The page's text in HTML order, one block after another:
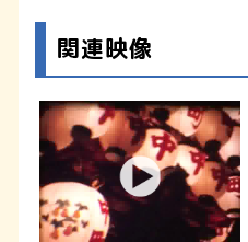
関連映像